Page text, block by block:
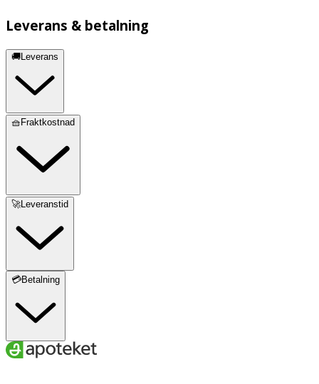
Leverans & betalning
🚚Leverans
🧺Fraktkostnad
🚀Leveranstid
💳Betalning